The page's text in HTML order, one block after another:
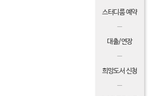
스터디룸 예약
대출/연장
희망도서 신청